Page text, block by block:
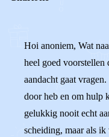
Hoi anoniem, Wat
heel goed voorstellen
aandacht gaat
door heb en om hulp
gelukkig nooit echt
scheiding, maar als